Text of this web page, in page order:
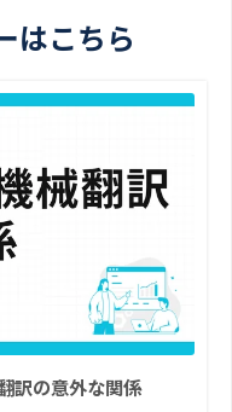
はこちら
訳の意外な関係